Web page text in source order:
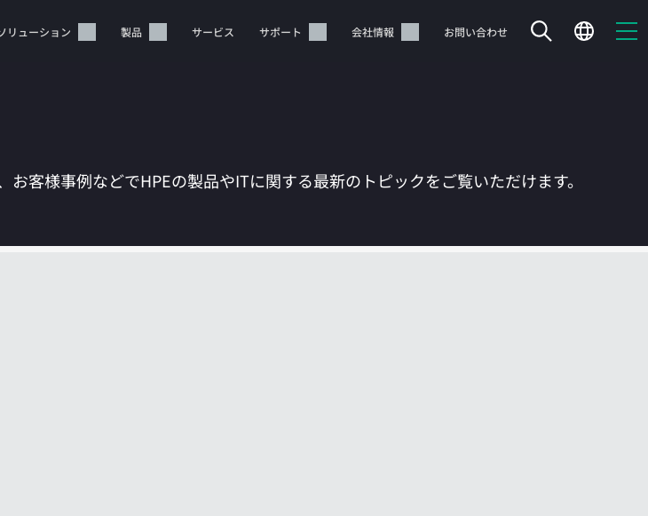
リューション 製品 サービス サポート 会社情報 お問い合わせ
トは空です
客様事例などでHPEの製品やITに関する最新のトピックをご覧いただけます。